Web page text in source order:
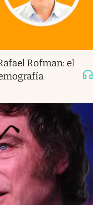
Rofman: el